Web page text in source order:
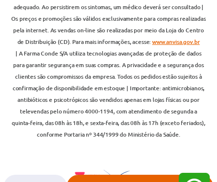
adequado. Ao persistirem os sintomas, um médico deverá ser consultado |
Os preços e promoções são válidos exclusivamente para compras realizadas
pela internet. As vendas on-line são realizadas por meio da Loja do Centro
de Distribuição (CD). Para mais informações, acesse:www.anvisa.gov.br
| A Farma Conde S/A utiliza tecnologias avançadas de proteção de dados
para garantir segurança em suas compras. A privacidade e a segurança dos
clientes são compromissos da empresa. Todos os pedidos estão sujeitos à
confirmação de disponibilidade em estoque | Importante: antimicrobianos,
antibióticos e psicotrópicos são vendidos apenas em lojas físicas ou por
televendas pelo número 4000-1194, com atendimento de segunda a
quinta-feira, das 08h às 18h, e sexta-feira, das 08h às 17h (exceto feriados),
conforme Portaria nº 344/1999 do Ministério da Saúde.